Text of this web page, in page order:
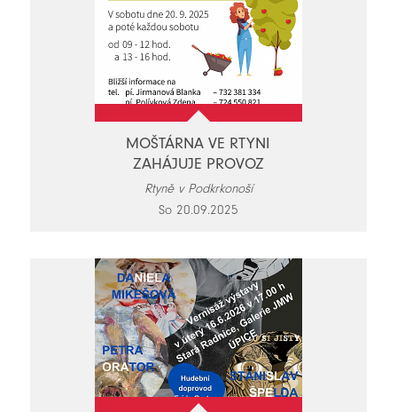
MOŠTÁRNA VE RTYNI
ZAHÁJUJE PROVOZ
Rtyně v Podkrkonoší
So 20.09.2025